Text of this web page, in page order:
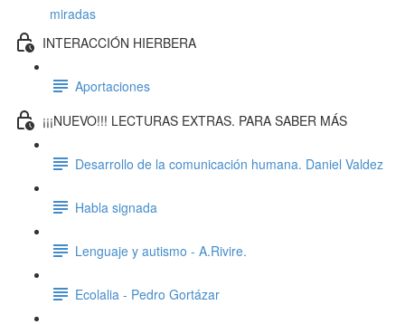
miradas
INTERACCIÓN HIERBERA
Aportaciones
¡¡¡NUEVO!!! LECTURAS EXTRAS. PARA SABER MÁS
Desarrollo de la comunicación humana. Daniel Valdez
Habla signada
Lenguaje y autismo - A.Rivire.
Ecolalia - Pedro Gortázar